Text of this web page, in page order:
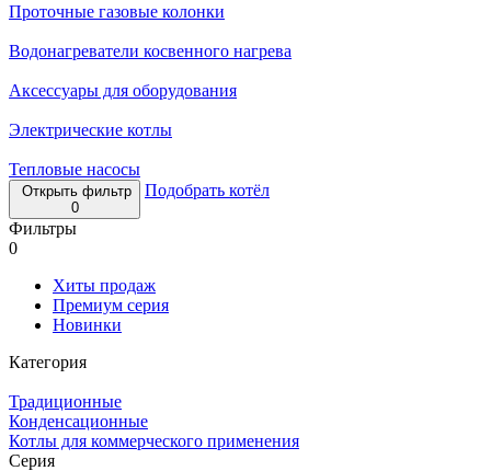
Проточные газовые колонки
Водонагреватели косвенного нагрева
Аксессуары для оборудования
Электрические котлы
Тепловые насосы
Открыть фильтр
0
Подобрать котёл
Фильтры
0
Хиты продаж
Премиум серия
Новинки
Категория
Традиционные
Конденсационные
Котлы для коммерческого применения
Серия